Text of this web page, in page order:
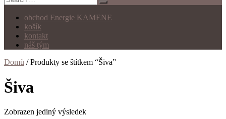
obchod Energie KAMENE
košík
kontakt
náš tým
Domů / Produkty se štítkem “Šiva”
Šiva
Zobrazen jediný výsledek